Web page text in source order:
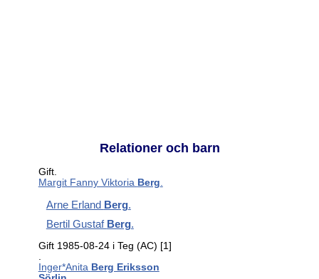
Relationer och barn
Gift.
Margit Fanny Viktoria Berg.
Arne Erland Berg.
Bertil Gustaf Berg.
Gift 1985-08-24 i Teg (AC) [1]
.
Inger*Anita Berg Eriksson